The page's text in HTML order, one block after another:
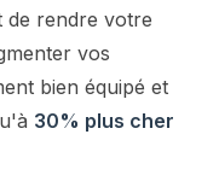
de rendre votre
vos
bien équipé et
30% plus cher